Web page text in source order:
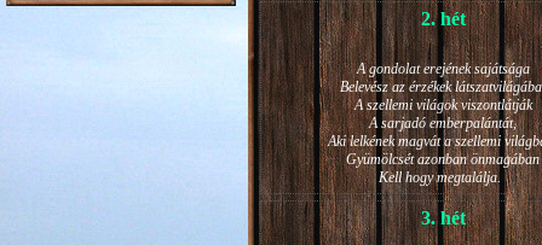
2. hét
A gondolat erejének sajátsága
Belevész az érzékek
A szellemi világok viszontlátják
A sarjadó emberpalántát,
Aki lelkének magvát a szellemi
Gyümölcsét azonban önmagában
Kell hogy megtalálja.
3. hét